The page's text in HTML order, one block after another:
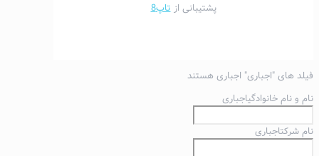
پشتیبانی ازتاپ8
فیلد های "اجباری" اجباری هستند
نام و نام خانوادگیاجباری
نام شرکتاجباری